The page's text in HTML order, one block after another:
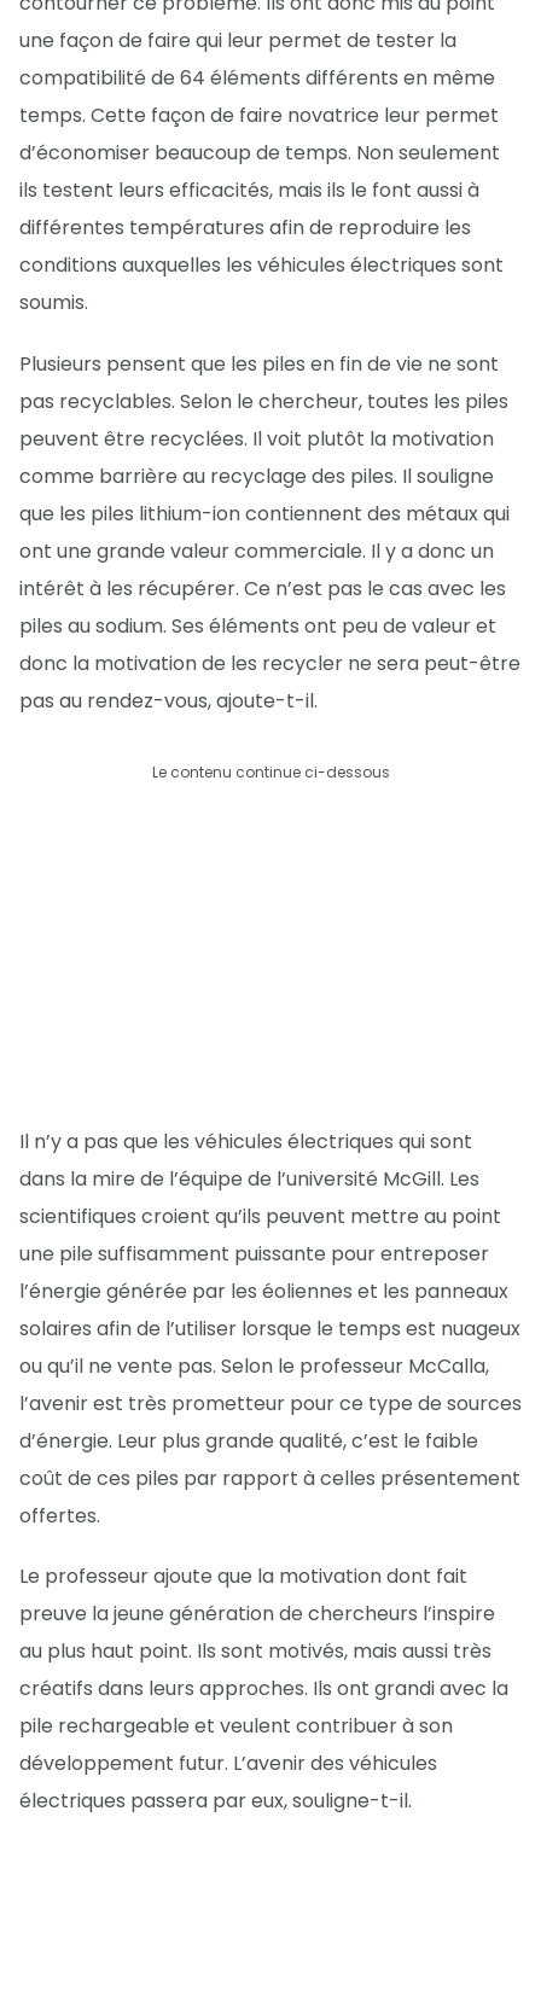
une façon de faire qui leur permet de tester la
compatibilité de 64 éléments différents en même
temps. Cette façon de faire novatrice leur permet
d’économiser beaucoup de temps. Non seulement
ils testent leurs efficacités, mais ils le font aussi à
différentes températures afin de reproduire les
conditions auxquelles les véhicules électriques sont
soumis.
Plusieurs pensent que les piles en fin de vie ne sont
pas recyclables. Selon le chercheur, toutes les piles
peuvent être recyclées. Il voit plutôt la motivation
comme barrière au recyclage des piles. Il souligne
que les piles lithium-ion contiennent des métaux qui
ont une grande valeur commerciale. Il y a donc un
intérêt à les récupérer. Ce n’est pas le cas avec les
piles au sodium. Ses éléments ont peu de valeur et
donc la motivation de les recycler ne sera peut-être
pas au rendez-vous, ajoute-t-il.
Le contenu continue ci-dessous
Il n’y a pas que les véhicules électriques qui sont
dans la mire de l’équipe de l’université McGill. Les
scientifiques croient qu’ils peuvent mettre au point
une pile suffisamment puissante pour entreposer
l’énergie générée par les éoliennes et les panneaux
solaires afin de l’utiliser lorsque le temps est nuageux
ou qu’il ne vente pas. Selon le professeur McCalla,
l’avenir est très prometteur pour ce type de sources
d’énergie. Leur plus grande qualité, c’est le faible
coût de ces piles par rapport à celles présentement
offertes.
Le professeur ajoute que la motivation dont fait
preuve la jeune génération de chercheurs l’inspire
au plus haut point. Ils sont motivés, mais aussi très
créatifs dans leurs approches. Ils ont grandi avec la
pile rechargeable et veulent contribuer à son
développement futur. L’avenir des véhicules
électriques passera par eux, souligne-t-il.